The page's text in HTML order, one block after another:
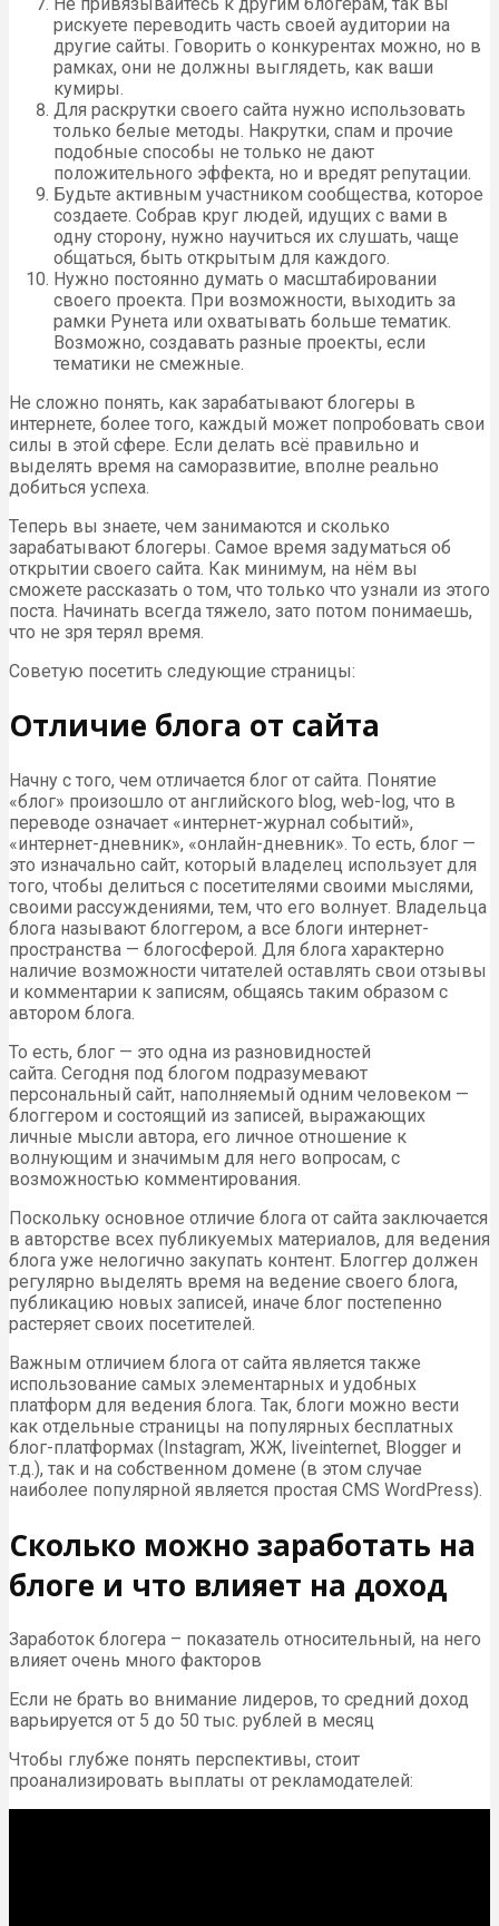
рискуете переводить часть своей аудитории на
другие сайты. Говорить о конкурентах можно, но в
рамках, они не должны выглядеть, как ваши
кумиры.
Для раскрутки своего сайта нужно использовать
только белые методы. Накрутки, спам и прочие
подобные способы не только не дают
положительного эффекта, но и вредят репутации.
Будьте активным участником сообщества, которое
создаете. Собрав круг людей, идущих с вами в
одну сторону, нужно научиться их слушать, чаще
общаться, быть открытым для каждого.
Нужно постоянно думать о масштабировании
своего проекта. При возможности, выходить за
рамки Рунета или охватывать больше тематик.
Возможно, создавать разные проекты, если
тематики не смежные.
Не сложно понять, как зарабатывают блогеры в
интернете, более того, каждый может попробовать свои
силы в этой сфере. Если делать всё правильно и
выделять время на саморазвитие, вполне реально
добиться успеха.
Теперь вы знаете, чем занимаются и сколько
зарабатывают блогеры. Самое время задуматься об
открытии своего сайта. Как минимум, на нём вы
сможете рассказать о том, что только что узнали из этого
поста. Начинать всегда тяжело, зато потом понимаешь,
что не зря терял время.
Советую посетить следующие страницы:
Отличие блога от сайта
Начну с того, чем отличается блог от сайта. Понятие
«блог» произошло от английского blog, web-log, что в
переводе означает «интернет-журнал событий»,
«интернет-дневник», «онлайн-дневник». То есть, блог —
это изначально сайт, который владелец использует для
того, чтобы делиться с посетителями своими мыслями,
своими рассуждениями, тем, что его волнует. Владельца
блога называют блоггером, а все блоги интернет-
пространства — блогосферой. Для блога характерно
наличие возможности читателей оставлять свои отзывы
и комментарии к записям, общаясь таким образом с
автором блога.
То есть, блог — это одна из разновидностей
сайта. Сегодня под блогом подразумевают
персональный сайт, наполняемый одним человеком —
блоггером и состоящий из записей, выражающих
личные мысли автора, его личное отношение к
волнующим и значимым для него вопросам, с
возможностью комментирования.
Поскольку основное отличие блога от сайта заключается
в авторстве всех публикуемых материалов, для ведения
блога уже нелогично закупать контент. Блоггер должен
регулярно выделять время на ведение своего блога,
публикацию новых записей, иначе блог постепенно
растеряет своих посетителей.
Важным отличием блога от сайта является также
использование самых элементарных и удобных
платформ для ведения блога. Так, блоги можно вести
как отдельные страницы на популярных бесплатных
блог-платформах (Instagram, ЖЖ, liveinternet, Blogger и
т.д.), так и на собственном домене (в этом случае
наиболее популярной является простая CMS WordPress).
Сколько можно заработать на
блоге и что влияет на доход
Заработок блогера – показатель относительный, на него
влияет очень много факторов
Если не брать во внимание лидеров, то средний доход
варьируется от 5 до 50 тыс. рублей в месяц
Чтобы глубже понять перспективы, стоит
проанализировать выплаты от рекламодателей: